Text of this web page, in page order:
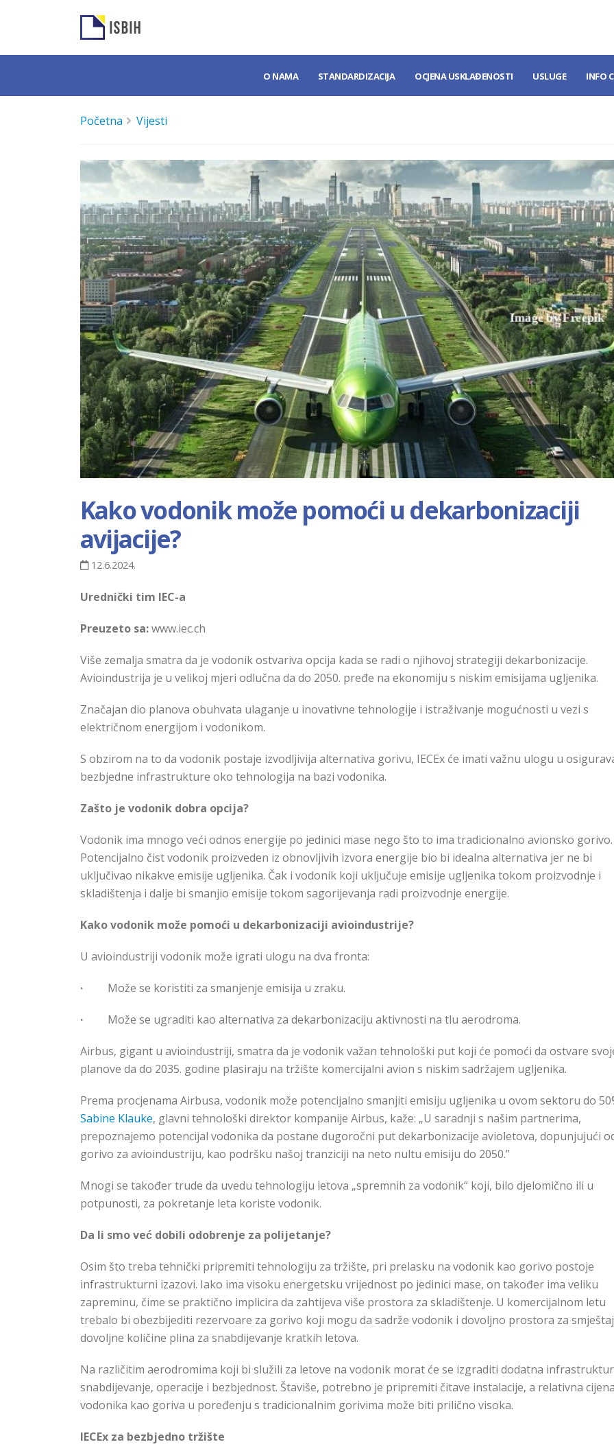
O NAMA STANDARDIZACIJA OCJENA USKLAĐENOSTI USLUGE INFO
Početna Vijesti
Kako vodonik može pomoći u dekarbonizaciji
avijacije?
12.6.2024.
Urednički tim IEC-a
Preuzeto sa:www.iec.ch
Više zemalja smatra da je vodonik ostvariva opcija kada se radi o njihovoj strategiji dekarbonizacije.
Avioindustrija je u velikoj mjeri odlučna da do 2050. pređe na ekonomiju s niskim emisijama ugljenika.
Značajan dio planova obuhvata ulaganje u inovativne tehnologije i istraživanje mogućnosti u vezi s
električnom energijom i vodonikom.
S obzirom na to da vodonik postaje izvodljivija alternativa gorivu, IECEx će imati važnu ulogu u
bezbjedne infrastrukture oko tehnologija na bazi vodonika.
Zašto je vodonik dobra opcija?
Vodonik ima mnogo veći odnos energije po jedinici mase nego što to ima tradicionalno avionsko gorivo.
Potencijalno čist vodonik proizveden iz obnovljivih izvora energije bio bi idealna alternativa jer ne bi
uključivao nikakve emisije ugljenika. Čak i vodonik koji uključuje emisije ugljenika tokom proizvodnje i
skladištenja i dalje bi smanjio emisije tokom sagorijevanja radi proizvodnje energije.
Kako vodonik može pomoći u dekarbonizaciji avioindustrije?
U avioindustriji vodonik može igrati ulogu na dva fronta:
· Može se koristiti za smanjenje emisija u zraku.
· Može se ugraditi kao alternativa za dekarbonizaciju aktivnosti na tlu aerodroma.
Airbus, gigant u avioindustriji, smatra da je vodonik važan tehnološki put koji će pomoći da ostvare
planove da do 2035. godine plasiraju na tržište komercijalni avion s niskim sadržajem ugljenika.
Prema procjenama Airbusa, vodonik može potencijalno smanjiti emisiju ugljenika u ovom sektoru do
Sabine Klauke, glavni tehnološki direktor kompanije Airbus, kaže: „U saradnji s našim partnerima,
prepoznajemo potencijal vodonika da postane dugoročni put dekarbonizacije avioletova, dopunjujući
gorivo za avioindustriju, kao podršku našoj tranziciji na neto nultu emisiju do 2050.”
Mnogi se također trude da uvedu tehnologiju letova „spremnih za vodonik“ koji, bilo djelomično ili u
potpunosti, za pokretanje leta koriste vodonik.
Da li smo već dobili odobrenje za polijetanje?
Osim što treba tehnički pripremiti tehnologiju za tržište, pri prelasku na vodonik kao gorivo postoje
infrastrukturni izazovi. Iako ima visoku energetsku vrijednost po jedinici mase, on također ima veliku
zapreminu, čime se praktično implicira da zahtijeva više prostora za skladištenje. U komercijalnom letu
trebalo bi obezbijediti rezervoare za gorivo koji mogu da sadrže vodonik i dovoljno prostora za smještaj
dovoljne količine plina za snabdijevanje kratkih letova.
Na različitim aerodromima koji bi služili za letove na vodonik morat će se izgraditi dodatna
snabdijevanje, operacije i bezbjednost. Štaviše, potrebno je pripremiti čitave instalacije, a relativna cijena
vodonika kao goriva u poređenju s tradicionalnim gorivima može biti prilično visoka.
IECEx za bezbjedno tržište